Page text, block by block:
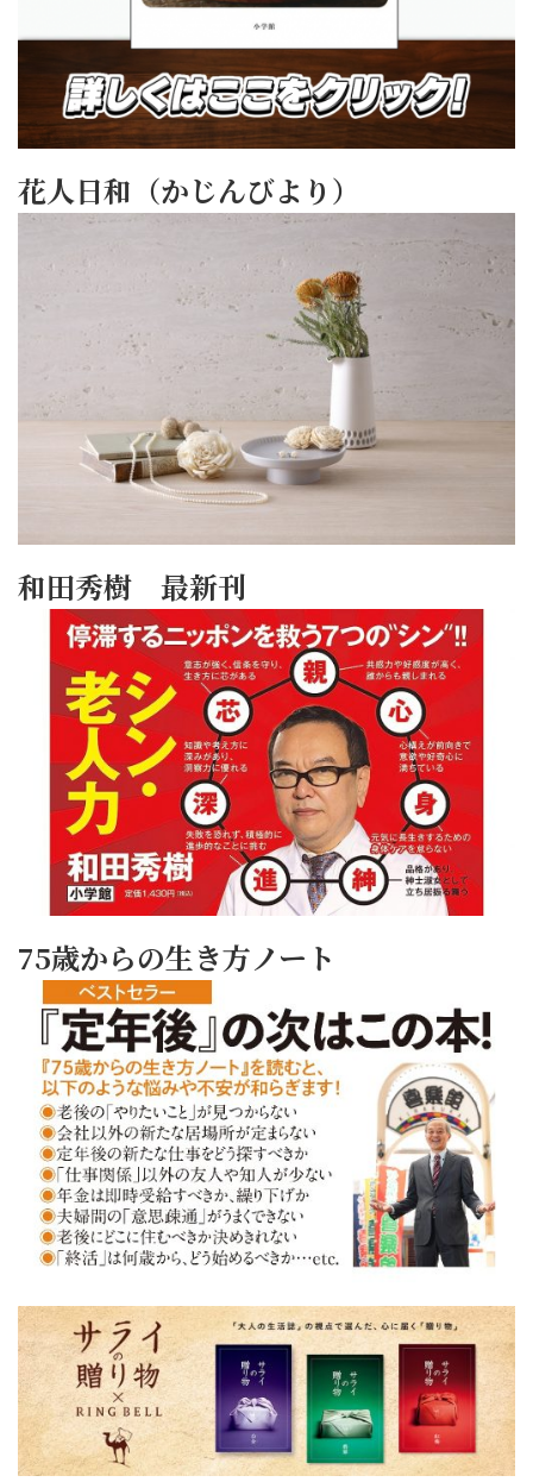
花人日和（かじんびより）
和田秀樹 最新刊
75歳からの生き方ノート